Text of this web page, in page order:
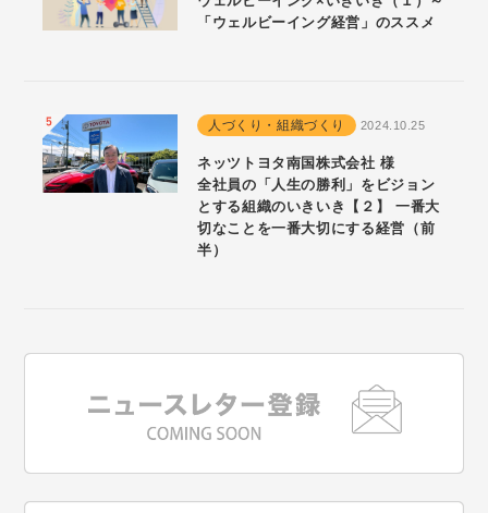
「ウェルビーイング経営」のススメ
人づくり・組織づくり 2024.10.25
ネッツトヨタ南国株式会社 様
全社員の「人生の勝利」をビジョン
とする組織のいきいき【２】 一番大
切なことを一番大切にする経営（前
半）